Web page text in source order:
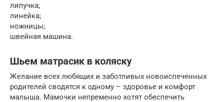
липучка;
линейка;
ножницы;
швейная машина.
Шьем матрасик в коляску
Желание всех любящих и заботливых новоиспеченных
родителей сводятся к одному – здоровье и комфорт
малыша. Мамочки непременно хотят обеспечить